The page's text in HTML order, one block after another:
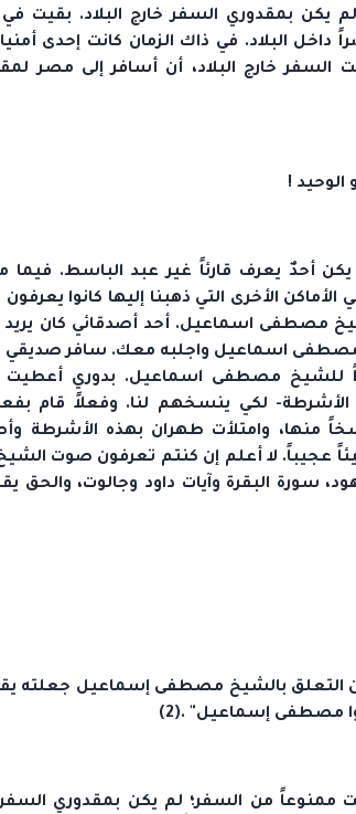
يكن بمقدوري السفر خارج البلاد. بقيت
البلاد. في ذاك الزمان كانت إحدى
السفر خارج البلاد، أن أسافر إلى مصر
!
يكن أحدٌ يعرف قارئاً غير عبد الباسط.
الأخرى التي ذهبنا إليها كانوا
مصطفى اسماعيل. أحد أصدقائي كان يريد
اسماعيل واجلبه معك. سافر صديقي
للشيخ مصطفى اسماعيل. بدوري أعطيت
الأشرطة- لكي ينسخهم لنا. وفعلاً قام
منها، وامتلأت طهران بهذه
عجيباً. لا أعلم إن كنتم تعرفون صوت
سورة البقرة وآيات داود وجالوت، والحق
من التعلق بالشيخ مصطفى إسماعيل جعلته
مصطفى إسماعيل" .(2)
ممنوعاً من السفر؛ لم يكن بمقدوري